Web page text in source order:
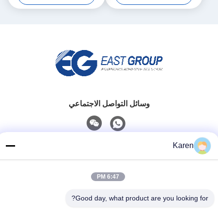
وسائل التواصل الاجتماعي
+86-18912490312
بريد إلكتروني
Karen
6:47 PM
Good day, what product are you looking for?